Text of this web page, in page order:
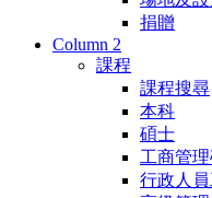
捐贈
Column 2
課程
課程搜尋
本科
碩士
工商管
行政人